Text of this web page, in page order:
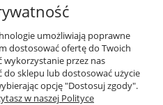
KONTO
umożliwiają poprawne
dostosować ofertę do Twoich
wykorzystanie przez nas
sklepu lub dostosować użycie
opcję "Dostosuj zgody".
w naszej Polityce